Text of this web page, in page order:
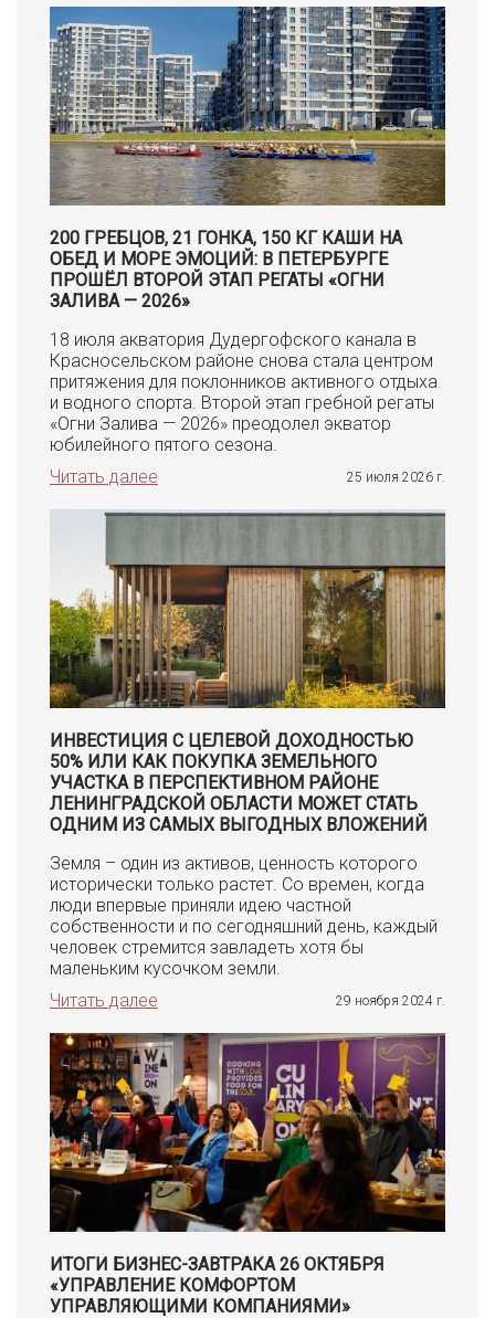
200 ГРЕБЦОВ, 21 ГОНКА, 150 КГ КАШИ НА
ОБЕД И МОРЕ ЭМОЦИЙ: В ПЕТЕРБУРГЕ
ПРОШЁЛ ВТОРОЙ ЭТАП РЕГАТЫ «ОГНИ
ЗАЛИВА — 2026»
18 июля акватория Дудергофского канала в
Красносельском районе снова стала центром
притяжения для поклонников активного отдыха
и водного спорта. Второй этап гребной регаты
«Огни Залива — 2026» преодолел экватор
юбилейного пятого сезона.
Читать далее
25 июля 2026 г.
ИНВЕСТИЦИЯ С ЦЕЛЕВОЙ ДОХОДНОСТЬЮ
50% ИЛИ КАК ПОКУПКА ЗЕМЕЛЬНОГО
УЧАСТКА В ПЕРСПЕКТИВНОМ РАЙОНЕ
ЛЕНИНГРАДСКОЙ ОБЛАСТИ МОЖЕТ СТАТЬ
ОДНИМ ИЗ САМЫХ ВЫГОДНЫХ ВЛОЖЕНИЙ
Земля – один из активов, ценность которого
исторически только растет. Со времен, когда
люди впервые приняли идею частной
собственности и по сегодняшний день, каждый
человек стремится завладеть хотя бы
маленьким кусочком земли.
Читать далее
29 ноября 2024 г.
ИТОГИ БИЗНЕС-ЗАВТРАКА 26 ОКТЯБРЯ
«УПРАВЛЕНИЕ КОМФОРТОМ
УПРАВЛЯЮЩИМИ КОМПАНИЯМИ»